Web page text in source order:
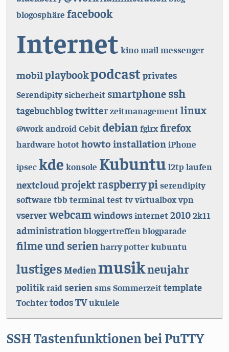
blogosphäre facebook
Internet kinomail messenger
mobilplaybookpodcastprivates
Serendipitysicherheit smartphonessh
tagebuchblogtwitterzeitmanagementlinux
@workandroid Cebitdebianfglrxfirefox
hardware hotothowto installation iPhone
ipseckde konsole Kubuntul2tplaufen
nextcloudprojektraspberry piserendipity
software tbb terminal testtvvirtualboxvpn
vserverwebcamwindowsinternet20102k11
administrationbloggertreffen blogparade
filme und serienharry potterkubuntu
lustigesMedienmusikneujahr
politikraid serien smsSommerzeittemplate
TochtertodosTVukulele
SSH Tastenfunktionen bei PuTTY